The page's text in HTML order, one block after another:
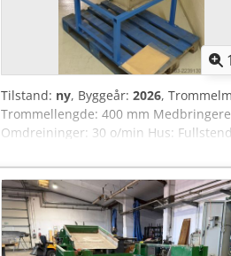
1
Tilstand: ny, Byggeår: 2026,
Trommellengde: 400 mm
Omdreininger: 30 o/min Hus:
materialbegrensningsskyv ved